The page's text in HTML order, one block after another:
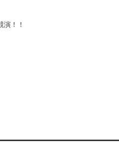
！！